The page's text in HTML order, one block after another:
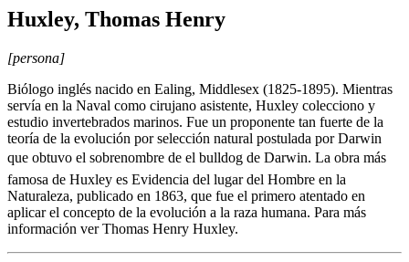
Huxley, Thomas Henry
[persona]
Biólogo inglés nacido en Ealing, Middlesex (1825-1895). Mientras
servía en la Naval como cirujano asistente, Huxley colecciono y
estudio invertebrados marinos. Fue un proponente tan fuerte de la
teoría de la evolución por selección natural postulada por Darwin
que obtuvo el sobrenombre de el bulldog de Darwin. La obra más
famosa de Huxley es Evidencia del lugar del Hombre en la
Naturaleza, publicado en 1863, que fue el primero atentado en
aplicar el concepto de la evolución a la raza humana. Para más
información ver Thomas Henry Huxley.